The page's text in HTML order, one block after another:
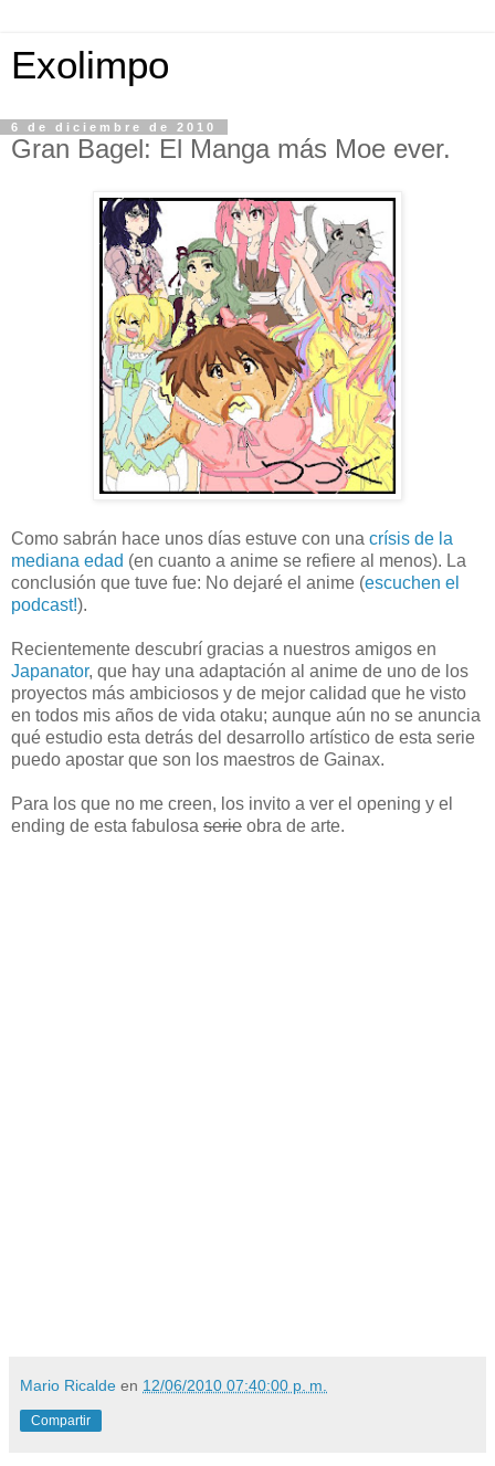
Exolimpo
6 de diciembre de 2010
Gran Bagel: El Manga más Moe ever.
Como sabrán hace unos días estuve con una crísis de la
mediana edad (en cuanto a anime se refiere al menos). La
conclusión que tuve fue: No dejaré el anime (escuchen el
podcast!).
Recientemente descubrí gracias a nuestros amigos en
Japanator, que hay una adaptación al anime de uno de los
proyectos más ambiciosos y de mejor calidad que he visto
en todos mis años de vida otaku; aunque aún no se anuncia
qué estudio esta detrás del desarrollo artístico de esta serie
puedo apostar que son los maestros de Gainax.
Para los que no me creen, los invito a ver el opening y el
ending de esta fabulosa serie obra de arte.
Mario Ricalde en 12/06/2010 07:40:00 p. m.
Compartir